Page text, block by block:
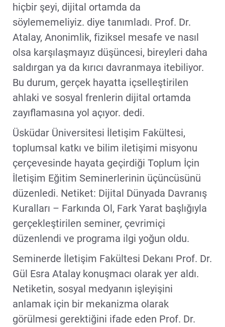
hiçbir şeyi, dijital ortamda da
söylememeliyiz. diye tanımladı. Prof. Dr.
Atalay, Anonimlik, fiziksel mesafe ve nasıl
olsa karşılaşmayız düşüncesi, bireyleri daha
saldırgan ya da kırıcı davranmaya itebiliyor.
Bu durum, gerçek hayatta içselleştirilen
ahlaki ve sosyal frenlerin dijital ortamda
zayıflamasına yol açıyor. dedi.
Üsküdar Üniversitesi İletişim Fakültesi,
toplumsal katkı ve bilim iletişimi misyonu
çerçevesinde hayata geçirdiği Toplum İçin
İletişim Eğitim Seminerlerinin üçüncüsünü
düzenledi. Netiket: Dijital Dünyada Davranış
Kuralları – Farkında Ol, Fark Yarat başlığıyla
gerçekleştirilen seminer, çevrimiçi
düzenlendi ve programa ilgi yoğun oldu.
Seminerde İletişim Fakültesi Dekanı Prof. Dr.
Gül Esra Atalay konuşmacı olarak yer aldı.
Netiketin, sosyal medyanın işleyişini
anlamak için bir mekanizma olarak
görülmesi gerektiğini ifade eden Prof. Dr.